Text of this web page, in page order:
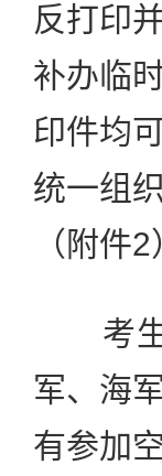
反打印
补办临
印件均
统一组
（附件2
考生
军、海
有参加